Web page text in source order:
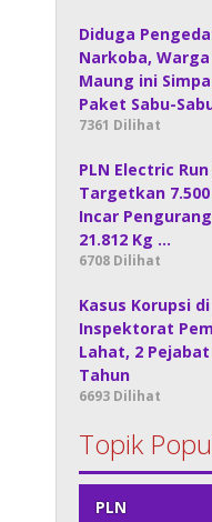
Diduga
Narkoba,
Maung ini
Paket Sabu-
7361 Dilihat
PLN Electric Run
Targetkan
Incar
21.812 Kg …
6708 Dilihat
Kasus Korupsi di
Inspektorat
Lahat, 2
Tahun
6693 Dilihat
Topik
PLN